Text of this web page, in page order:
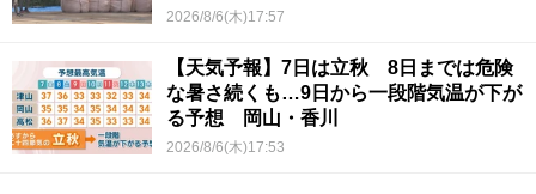
2026/8/6(木)17:57
【天気予報】7日は立秋 8日までは危険
な暑さ続くも…9日から一段階気温が下が
る予想 岡山・香川
2026/8/6(木)17:53